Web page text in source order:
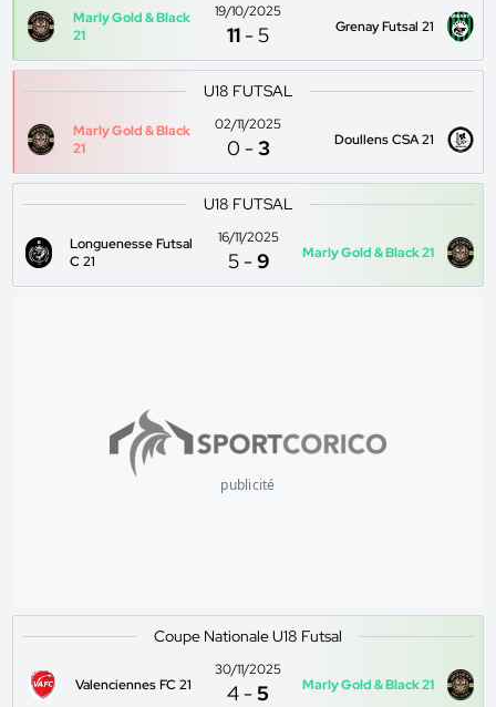
Marly Gold & Black
21
19/10/2025
11 - 5 Grenay Futsal 21
U18 FUTSAL
Marly Gold & Black
21
02/11/2025
0 -3 Doullens CSA 21
U18 FUTSAL
Longuenesse Futsal
C 21
16/11/2025
5 -9 Marly Gold & Black 21
publicité
Coupe Nationale U18 Futsal
Valenciennes FC 21
30/11/2025
4 -5 Marly Gold & Black 21